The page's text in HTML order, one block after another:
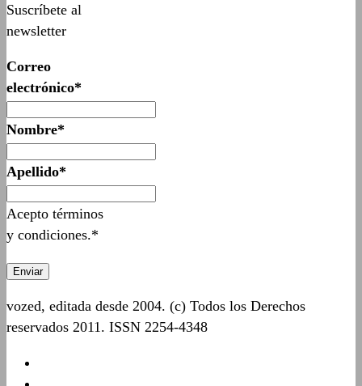
Suscríbete al
newsletter
Correo
electrónico*
Nombre*
Apellido*
Acepto términos
y condiciones.*
vozed, editada desde 2004. (c) Todos los Derechos
reservados 2011. ISSN 2254-4348